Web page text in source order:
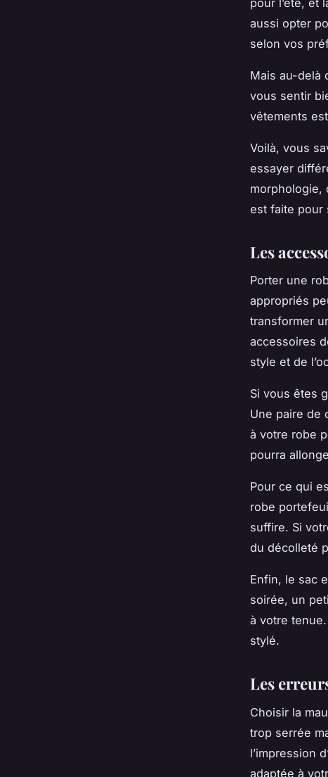
aussi opter
selon vos
Mais au-delà
vous sentir
vêtements
Voilà, vous
essayer
morphologie,
est faite pour
Les
Porter une
appropriés
transformer
accessoires
style et de
Si vous êtes
Une paire de
à votre robe
pourra
Pour ce qui
robe
suffire. Si
du décolleté
Enfin, le sac
soirée, un
à votre
stylé.
Les
Choisir la
trop serrée
l’impression
adaptée à